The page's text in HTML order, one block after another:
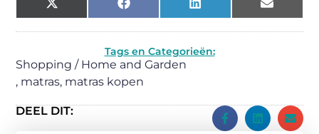
X
(Twitter)
Facebook LinkedIn Email
Tags en Categorieën:
Shopping / Home and Garden
, matras, matras kopen
DEEL DIT: